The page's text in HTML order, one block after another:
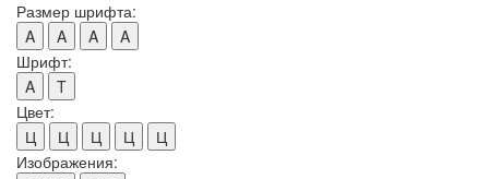
Размер шрифта:
A
A A
A
Шрифт:
A
T
Цвет:
Ц
Ц Ц Ц
Ц
Изображения: